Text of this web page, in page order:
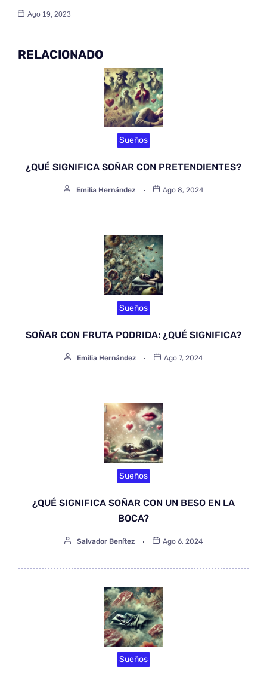
Ago 19, 2023
RELACIONADO
Sueños
¿QUÉ SIGNIFICA SOÑAR CON PRETENDIENTES?
Emilia Hernández Ago 8, 2024
Sueños
SOÑAR CON FRUTA PODRIDA: ¿QUÉ SIGNIFICA?
Emilia Hernández Ago 7, 2024
Sueños
¿QUÉ SIGNIFICA SOÑAR CON UN BESO EN LA
BOCA?
Salvador Benítez Ago 6, 2024
Sueños